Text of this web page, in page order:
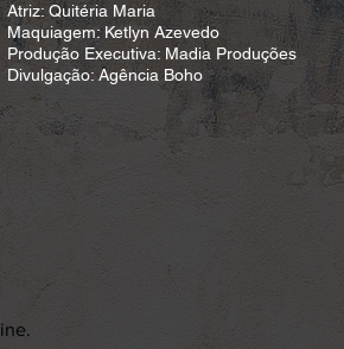
Atriz: Quitéria Maria
Maquiagem: Ketlyn Azevedo
Produção Executiva: Madia Produções
Divulgação: Agência Boho